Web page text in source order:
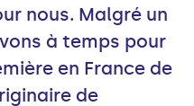
nous. Malgré un
à temps pour
en France de
de